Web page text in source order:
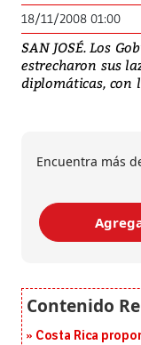
18/11/2008 01:00
SAN JOSÉ. Los
estrecharon sus
diplomáticas, con
Encuentra más
Costa Rica